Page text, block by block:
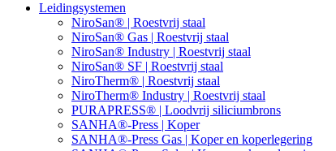
Leidingsystemen
NiroSan® | Roestvrij staal
NiroSan® Gas | Roestvrij staal
NiroSan® Industry | Roestvrij staal
NiroSan® SF | Roestvrij staal
NiroTherm® | Roestvrij staal
NiroTherm® Industry | Roestvrij staal
PURAPRESS® | Loodvrij siliciumbrons
SANHA®-Press | Koper
SANHA®-Press Gas | Koper en koperlegering